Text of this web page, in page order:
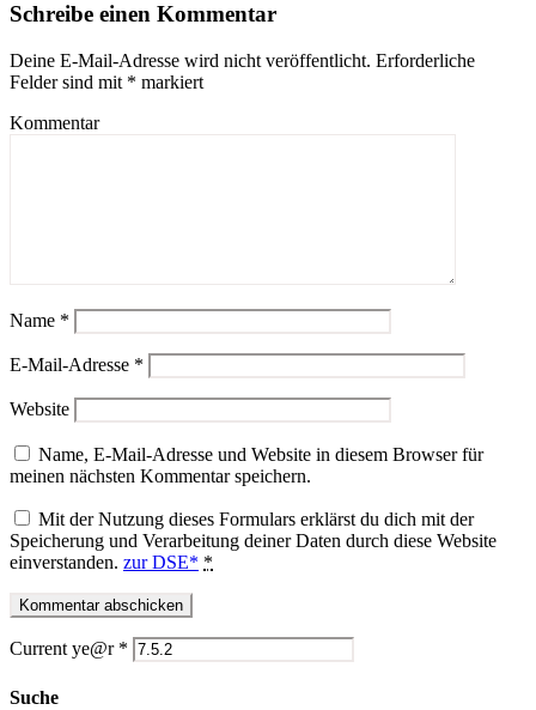
Schreibe einen Kommentar
Deine E-Mail-Adresse wird nicht veröffentlicht. Erforderliche
Felder sind mit * markiert
Kommentar
Name *
E-Mail-Adresse *
Website
Name, E-Mail-Adresse und Website in diesem Browser für
meinen nächsten Kommentar speichern.
Mit der Nutzung dieses Formulars erklärst du dich mit der
Speicherung und Verarbeitung deiner Daten durch diese Website
einverstanden. zur DSE* *
Current ye@r *
Suche